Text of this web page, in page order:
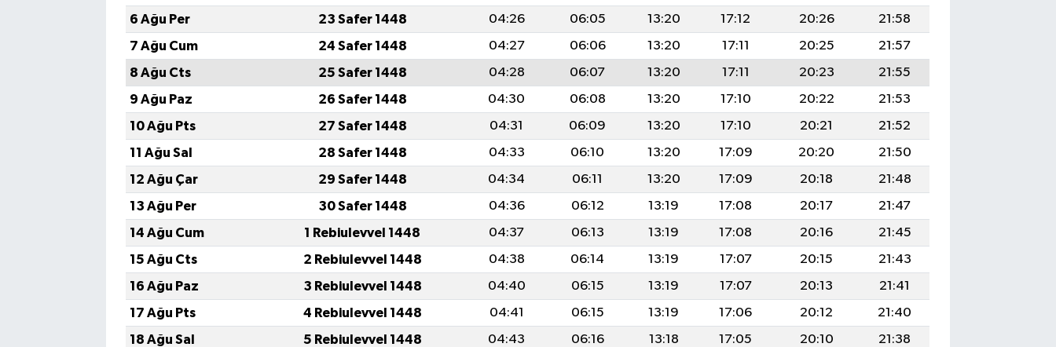
6 Ağu Per
23 Safer 1448 04:26 06:05 13:20 17:12 20:26
21:58
7 Ağu Cum
24 Safer 1448 04:27 06:06 13:20 17:11 20:25
21:57
8 Ağu Cts
25 Safer 1448 04:28 06:07 13:20 17:11 20:23
21:55
9 Ağu Paz
26 Safer 1448 04:30 06:08 13:20 17:10 20:22
21:53
10 Ağu Pts
27 Safer 1448 04:31 06:09 13:20 17:10 20:21
21:52
11 Ağu Sal
28 Safer 1448 04:33 06:10 13:20 17:09 20:20
21:50
12 Ağu Çar
29 Safer 1448 04:34 06:11 13:20 17:09 20:18
21:48
13 Ağu Per
30 Safer 1448 04:36 06:12 13:19 17:08 20:17
21:47
14 Ağu Cum
1 Rebiulevvel 1448 04:37 06:13 13:19 17:08 20:16
21:45
15 Ağu Cts
2 Rebiulevvel 1448 04:38 06:14 13:19 17:07 20:15
21:43
16 Ağu Paz
3 Rebiulevvel 1448 04:40 06:15 13:19 17:07 20:13
21:41
17 Ağu Pts
4 Rebiulevvel 1448 04:41 06:15 13:19 17:06 20:12
21:40
18 Ağu Sal
5 Rebiulevvel 1448 04:43 06:16 13:18 17:05 20:10
21:38